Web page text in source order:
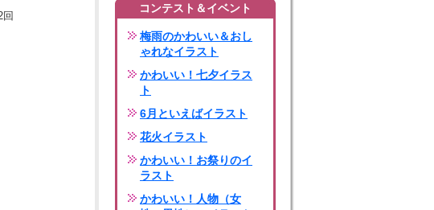
回
コンテスト＆イベント
梅雨のかわいい＆おし
ゃれなイラスト
かわいい！七夕イラス
ト
6月といえばイラスト
花火イラスト
かわいい！お祭りのイ
ラスト
かわいい！人物（女